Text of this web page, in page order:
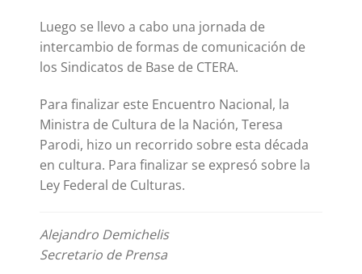
Luego se llevo a cabo una jornada de
intercambio de formas de comunicación de
los Sindicatos de Base de CTERA.
Para finalizar este Encuentro Nacional, la
Ministra de Cultura de la Nación, Teresa
Parodi, hizo un recorrido sobre esta década
en cultura. Para finalizar se expresó sobre la
Ley Federal de Culturas.
Alejandro Demichelis
Secretario de Prensa